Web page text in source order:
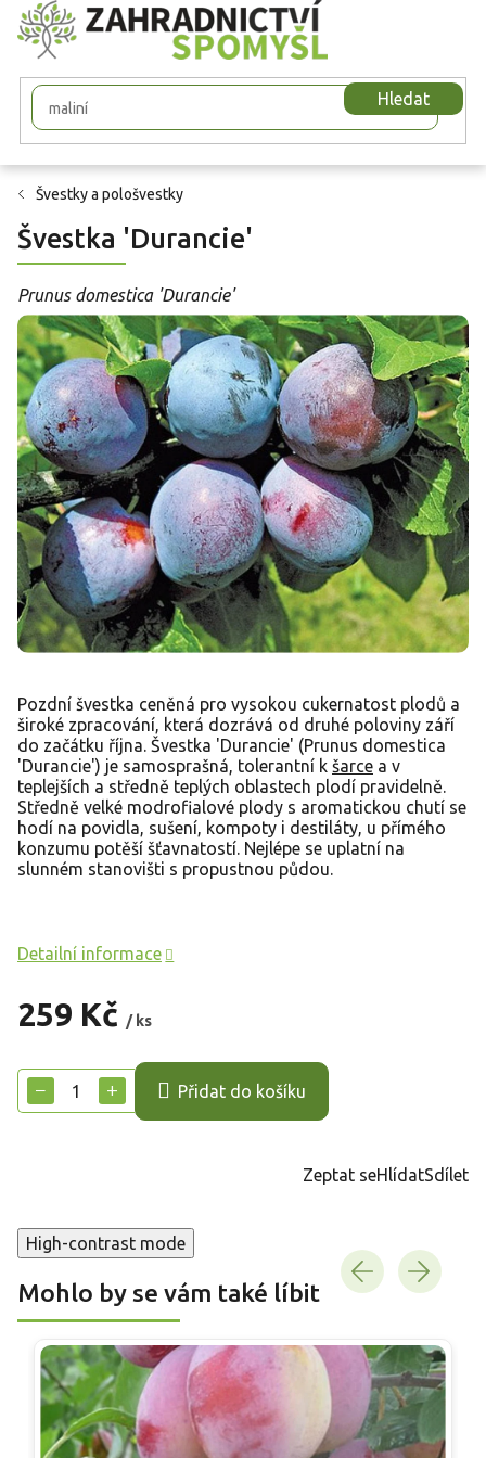
Přejít
na
obsah
Hledat
Švestky a pološvestky
Švestka 'Durancie'
Prunus domestica 'Durancie'
259 Kč / ks
cena:
+
− Přidat do košíku
Pozdní švestka ceněná pro vysokou cukernatost plodů a
široké zpracování, která dozrává od druhé poloviny září
do začátku října. Švestka 'Durancie' (Prunus domestica
'Durancie') je samosprašná, tolerantní k šarce a v
teplejších a středně teplých oblastech plodí pravidelně.
Středně velké modrofialové plody s aromatickou chutí se
hodí na povidla, sušení, kompoty i destiláty, u přímého
konzumu potěší šťavnatostí. Nejlépe se uplatní na
slunném stanovišti s propustnou půdou.
Detailní informace
Zeptat seHlídatSdílet
High-contrast mode
Mohlo by se vám také líbit